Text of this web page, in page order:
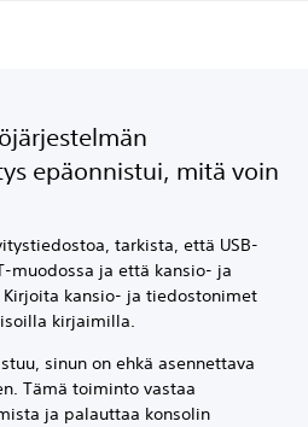
epäonnistui, mitä voin
tarkista, että USB-
muodossa ja että kansio- ja
kansio- ja tiedostonimet
kirjaimilla.
sinun on ehkä asennettava
Tämä toiminto vastaa
ja palauttaa konsolin